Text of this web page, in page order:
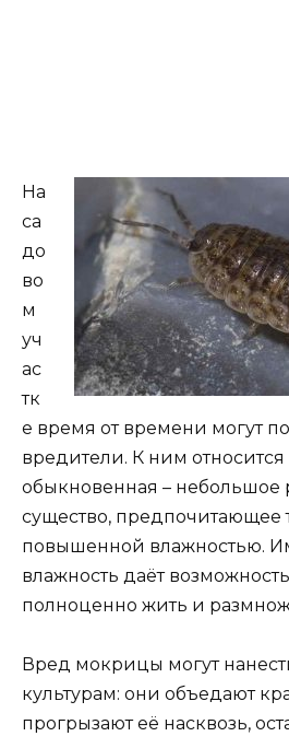
На
са
до
во
м
уч
ас
тк
е время от времени могут
вредители. К ним относится
обыкновенная – небольшое
существо, предпочитающее
повышенной влажностью.
влажность даёт
полноценно жить и
Вред мокрицы могут
культурам: они объедают
прогрызают её насквозь,